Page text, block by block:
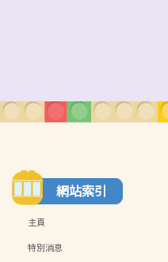
網站索引
主頁
特別消息